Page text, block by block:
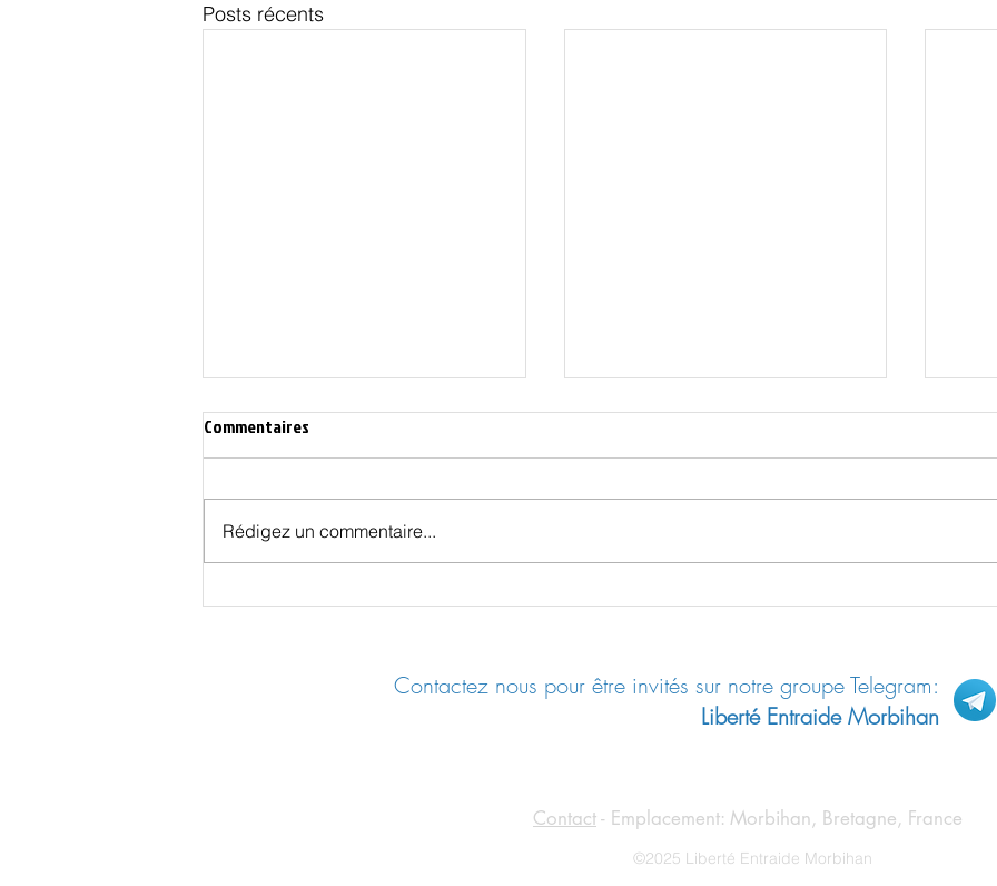
Posts récents
Dieu, la Bretagne et la fin des
Ce qui sauvera d’abord la
La
Commentaires
Rédigez un commentaire...
Contactez nous pour être invités sur notre groupe Telegram:
Liberté Entraide Morbihan
Contact- Emplacement: Morbihan, Bretagne, France
©2025 Liberté Entraide Morbihan